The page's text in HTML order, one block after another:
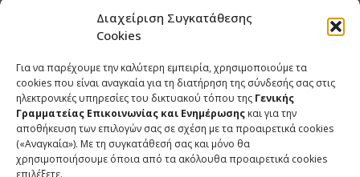
Διαχείριση Συγκατάθεσης
Cookies
Για να παρέχουμε την καλύτερη εμπειρία, χρησιμοποιούμε τα
cookies που είναι αναγκαία για τη διατήρηση της σύνδεσής σας στις
ηλεκτρονικές υπηρεσίες του δικτυακού τόπου της Γενικής
Γραμματείας Επικοινωνίας και Ενημέρωσης και για την
αποθήκευση των επιλογών σας σε σχέση με τα προαιρετικά cookies
(«Αναγκαία»). Με τη συγκατάθεσή σας και μόνο θα
χρησιμοποιήσουμε όποια από τα ακόλουθα προαιρετικά cookies
επιλέξετε.
ΕΠΙΚΟΙΝΩΝΙΑ